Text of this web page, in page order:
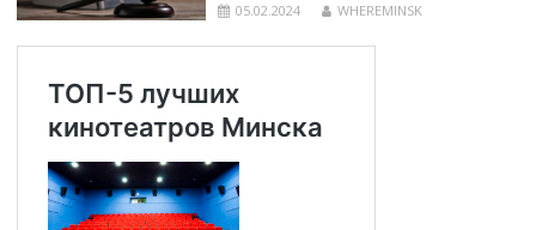
05.02.2024 WHEREMINSK